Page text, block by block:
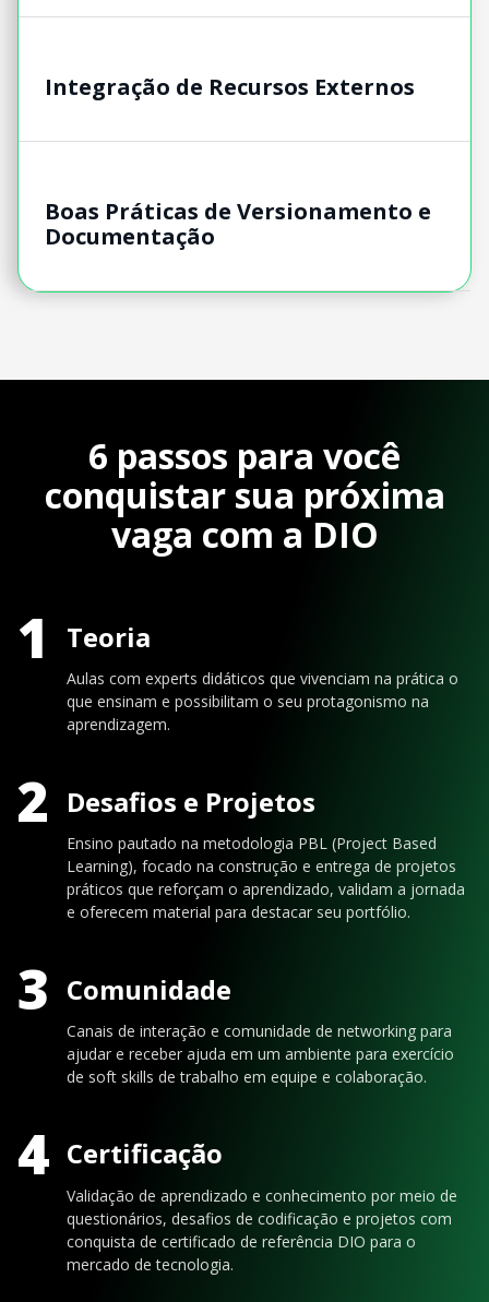
Integração de Recursos Externos
Boas Práticas de Versionamento e
Documentação
6 passos para você
conquistar sua próxima
vaga com a DIO
1 Teoria
Aulas com experts didáticos que vivenciam na prática o
que ensinam e possibilitam o seu protagonismo na
aprendizagem.
2 Desafios e Projetos
Ensino pautado na metodologia PBL (Project Based
Learning), focado na construção e entrega de projetos
práticos que reforçam o aprendizado, validam a jornada
e oferecem material para destacar seu portfólio.
3 Comunidade
Canais de interação e comunidade de networking para
ajudar e receber ajuda em um ambiente para exercício
de soft skills de trabalho em equipe e colaboração.
4 Certificação
Validação de aprendizado e conhecimento por meio de
questionários, desafios de codificação e projetos com
conquista de certificado de referência DIO para o
mercado de tecnologia.